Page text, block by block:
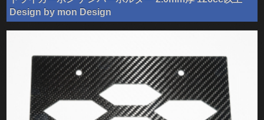
Design by mon Design